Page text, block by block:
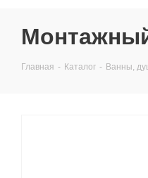
Главная - Каталог - Ванны,